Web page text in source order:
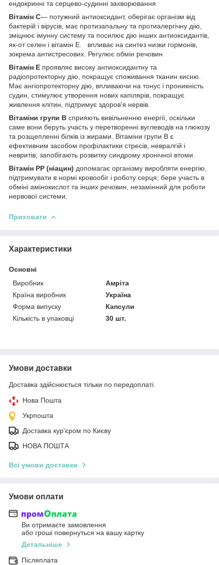
ендокринні та серцево-судинні захворювання
Вітамін С— потужний антиоксидант, оберігає організм від
бактерій і вірусів, має протизапальну та протиалергічну дію,
зміцнює імунну систему та посилює дію інших антиоксидантів,
як-от селен і вітамін Е. впливає на синтез низки гормонів,
зокрема антистресових. Регулює обмін речовин
Вітамін Е проявляє високу антиоксидантну та
радіопротекторну дію, покращує споживання тканин кисню.
Має ангіопротекторну дію, впливаючи на тонус і проникність
судин, стимулює утворення нових капілярів, покращує
живлення клітин, підтримує здоров'я нервів.
Вітаміни групи B сприяють вивільненню енергії, оскільки
саме вони беруть участь у перетворенні вуглеводів на глюкозу
та розщепленні білків із жирами. Вітаміни групи B є
ефективним засобом профілактики стресів, невралгій і
невритів, запобігають розвитку синдрому хронічної втоми.
Вітамін PP (ніацин) допомагає організму виробляти енергію,
підтримувати в нормі кровообіг і роботу серця; бере участь в
обміні амінокислот та інших речовин, незамінний для роботи
нервової системи.
Приховати
Характеристики
Основні
Виробник
Амріта
Країна виробник
Україна
Форма випуску
Капсули
Кількість в упаковці
30 шт.
Умови доставки
Доставка здійснюється тільки по передоплаті.
Нова Пошта
Укрпошта
Доставка кур'єром по Києву
НОВА ПОШТА
Всі умови доставки
Умови оплати
Ви отримаєте замовлення
або гроші повернуться на вашу картку
Детальніше
Післяплата